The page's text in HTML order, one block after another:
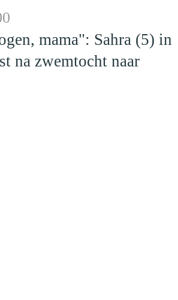
mama": Sahra (5) in
na zwemtocht naar